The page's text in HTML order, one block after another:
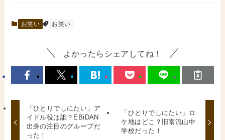
お笑い お笑い
よかったらシェアしてね！
「ひとりでしにたい」ア
イドル役は誰？EBiDAN
出身の注目のグループだ
った！
「ひとりでしにたい」ロ
ケ地はどこ？旧南流山中
学校だった！